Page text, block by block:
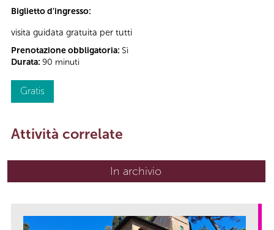
Biglietto d'ingresso:
visita guidata gratuita per tutti
Prenotazione obbligatoria: Sì
Durata: 90 minuti
Gratis
Attività correlate
In archivio